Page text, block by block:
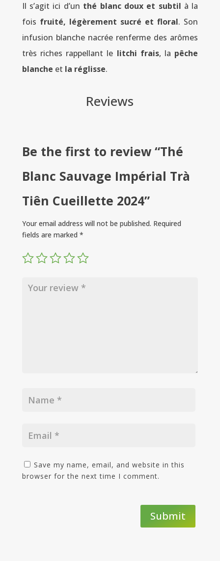
Il s’agit ici d’un thé blanc doux et subtil à la
fois fruité, légèrement sucré et floral. Son
infusion blanche nacrée renferme des arômes
très riches rappellant le litchi frais, la pêche
blanche et la réglisse.
Reviews
Be the first to review “Thé
Blanc Sauvage Impérial Trà
Tiên Cueillette 2024”
Your email address will not be published. Required
fields are marked *
Save my name, email, and website in this
browser for the next time I comment.
Submit